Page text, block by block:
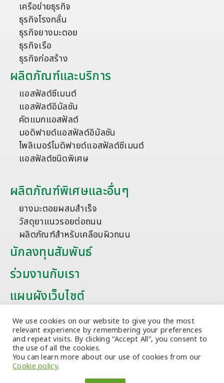
เครือข่ายธุรกิจ
ธุรกิจโรงกลั่น
ธุรกิจยางมะตอย
ธุรกิจเรือ
ธุรกิจก่อสร้าง
ผลิตภัณฑ์และบริการ
แอสฟัลต์ซีเมนต์
แอสฟัลต์อิมัลชัน
คัตแบกแอสฟัลต์
มอดิฟายด์แอสฟัลต์อิมัลชัน
โพลิเมอร์โมดิฟายด์แอสฟัลต์ซีเมนต์
แอสฟัลต์ชนิดพิเศษ
ผลิตภัณฑ์พิเศษและอื่นๆ
ยางมะตอยผสมสำเร็จ
วัสดุยาแนวรอยต่อถนน
ผลิตภัณฑ์สำหรับเคลือบผิวถนน
นักลงทุนสัมพันธ์
ร่วมงานกับเรา
แผนผังเว็บไซต์
บทความ
We use cookies on our website to give you the most
relevant experience by remembering your preferences
and repeat visits. By clicking “Accept All”, you consent to
the use of all the cookies.
You can learn more about our use of cookies from our
Cookie policy.